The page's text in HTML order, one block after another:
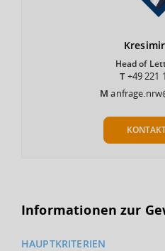
Kresimir
Head of
T+49 221
M
Informationen zur
HAUPTKRITERIEN